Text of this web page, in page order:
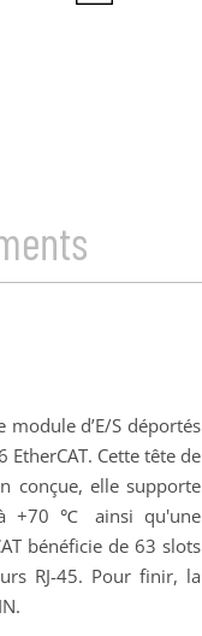
d’E/S déportés
Cette tête de
conçue, elle supporte
+70 ℃ ainsi qu'une
bénéficie de 63 slots
RJ-45. Pour finir, la